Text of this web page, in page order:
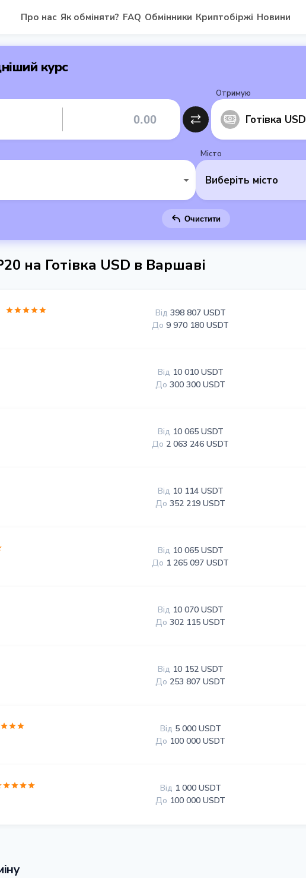
Про нас Як обміняти? FAQ Обмінники Криптобіржі Новини
курс
Отримую
Готівка USD
Місто
Виберіть місто
Очистити
на Готівка USD в Варшаві
Від 398 807 USDT
До 9 970 180 USDT
Від 10 010 USDT
До 300 300 USDT
Від 10 065 USDT
До 2 063 246 USDT
Від 10 114 USDT
До 352 219 USDT
Від 10 065 USDT
До 1 265 097 USDT
Від 10 070 USDT
До 302 115 USDT
Від 10 152 USDT
До 253 807 USDT
Від 5 000 USDT
До 100 000 USDT
Від 1 000 USDT
До 100 000 USDT